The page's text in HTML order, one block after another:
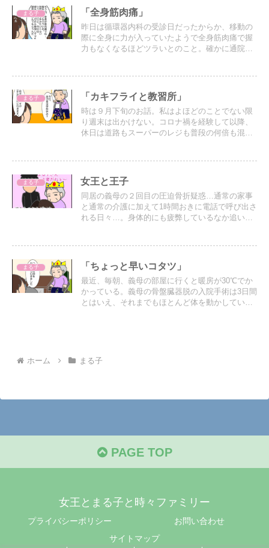
まる子 「全身筋肉痛」
昨日は循環器内科の受診日だったからか、移動の
際に全身に力が入っていたようで全身筋肉痛で握
力もなくなるほどツラいとのこと。確かに通院以
まる子 「カキフライと教習所」
時は９月下旬のお話。私はよほどのことでない限
り週末は出かけない。コロナ禍を経験して以降、
休日は道路もスーパーのレジも普段の何倍も混む
まる子 女王と王子
同居の義母の２回目の圧迫骨折疑惑…通常の家事
と通常の介護に加えて1時間おきに電話で呼び出さ
れる日々…。身体的にも疲弊しているなか追い打
まる子 「ちょっと早いコタツ」
最近、毎朝、義母の部屋に行くと暖房が30℃でか
かっている。義母の骨盤臓器脱の入院手術は3日間
とはいえ、それまでもほとんど体を動かしていな
ホーム まる子
PAGE TOP
女王とまる子と時々ファミリー
プライバシーポリシー
お問い合わせ
サイトマップ